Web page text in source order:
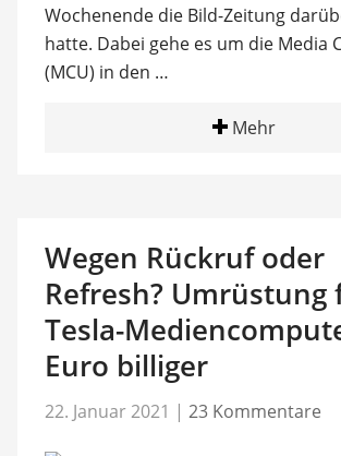
Wochenende die Bild-Zeitung
hatte. Dabei gehe es um die Media
(MCU) in den …
Mehr
Wegen Rückruf oder
Refresh? Umrüstung
Tesla-
Euro billiger
22. Januar 2021 | 23 Kommentare